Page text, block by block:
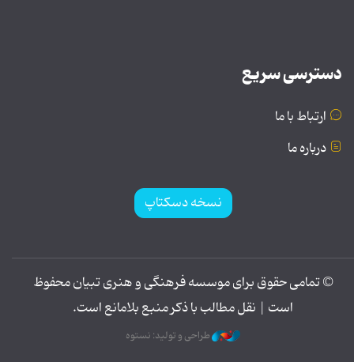
دسترسی سریع
ارتباط با ما
درباره ما
نسخه دسکتاپ
© تمامی حقوق برای موسسه فرهنگی و هنری تبیان محفوظ
است | نقل مطالب با ذکر منبع بلامانع است.
طراحی و تولید: نستوه